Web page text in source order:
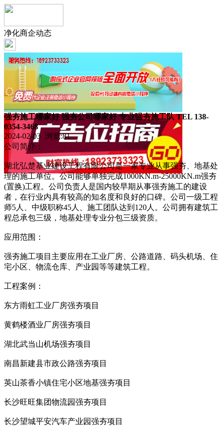
净化商企动态
强夯施工哪家好 强夯公司哪家好 专业强夯施工队 TEL 138-
0354-3468
2024-02-03 浏览:81
公司简介：
湖北弘楚基业建设工程有限公司是一家专业从事强夯、地基处
理的施工单位。公司能够单独完成1000KN.m-25000KN.m强夯
(置换)工程。公司负责人是国内较早期从事强夯施工的建设
者，在行业内具有较高的知名度和良好的口碑。公司一级工程
师5人、中级职称45人、施工团队达到120人。公司拥有建筑工
程总承包三级，地基处理专业分包三级资质。
应用范围：
强夯施工项目主要应用在工业厂房、公路道路、码头机场、住
宅小区、物流仓库、产业园等等建筑工程。
工程案例：
东方雨虹工业厂房强夯项目
黄鹤楼酒业厂房强夯项目
湖北武当山机场强夯项目
南昌新建县市政公路强夯项目
英山茶香小镇住宅小区地基强夯项目
长沙旺旺集团物流园强夯项目
长沙望城平安汽车产业园强夯项目